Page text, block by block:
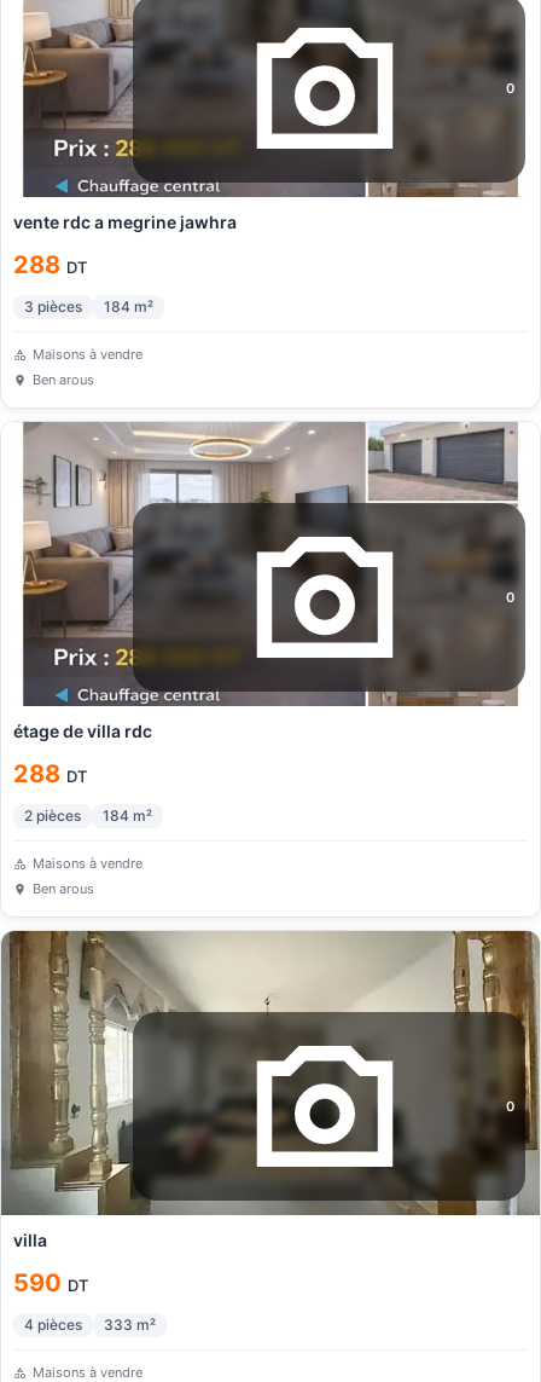
0
vente rdc a megrine jawhra
288 DT
3 pièces 184 m²
Maisons à vendre
Ben arous
0
étage de villa rdc
288 DT
2 pièces 184 m²
Maisons à vendre
Ben arous
0
villa
590 DT
4 pièces 333 m²
Maisons à vendre